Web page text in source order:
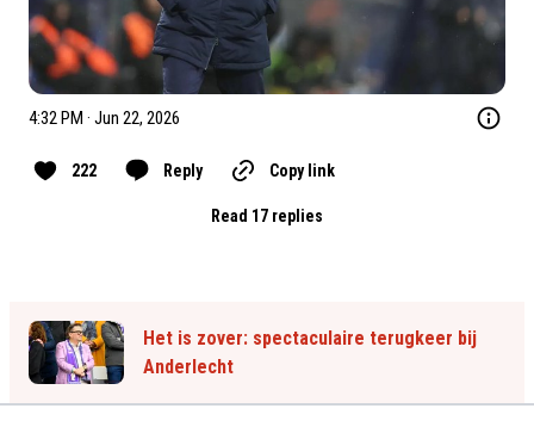
4:32 PM · Jun 22, 2026
222 Reply Copy link
Read 17 replies
Het is zover: spectaculaire terugkeer bij
Anderlecht